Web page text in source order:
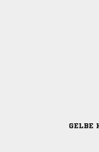
GELBE